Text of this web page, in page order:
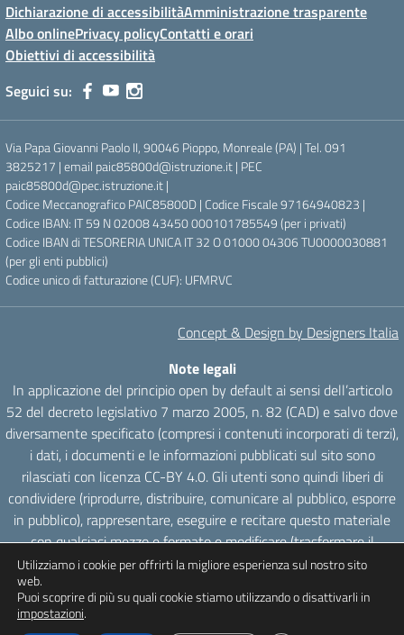
Dichiarazione di accessibilitàAmministrazione trasparente
Albo onlinePrivacy policyContatti e orari
Obiettivi di accessibilità
Seguici su:
Via Papa Giovanni Paolo II, 90046 Pioppo, Monreale (PA) | Tel. 091
3825217 | email paic85800d@istruzione.it | PEC
paic85800d@pec.istruzione.it |
Codice Meccanografico PAIC85800D | Codice Fiscale 97164940823 |
Codice IBAN: IT 59 N 02008 43450 000101785549 (per i privati)
Codice IBAN di TESORERIA UNICA IT 32 O 01000 04306 TU0000030881
(per gli enti pubblici)
Codice unico di fatturazione (CUF): UFMRVC
Concept & Design by Designers Italia
Note legali
In applicazione del principio open by default ai sensi dell’articolo
52 del decreto legislativo 7 marzo 2005, n. 82 (CAD) e salvo dove
diversamente specificato (compresi i contenuti incorporati di terzi),
i dati, i documenti e le informazioni pubblicati sul sito sono
rilasciati con licenza CC-BY 4.0. Gli utenti sono quindi liberi di
condividere (riprodurre, distribuire, comunicare al pubblico, esporre
in pubblico), rappresentare, eseguire e recitare questo materiale
con qualsiasi mezzo e formato e modificare (trasformare il
materiale e utilizzarlo per opere derivate) per qualsiasi fine, anche
commerciale con il solo onere di attribuzione, senza apporre
restrizioni aggiuntive.
Utilizziamo i cookie per offrirti la migliore esperienza sul nostro sito
web.
Puoi scoprire di più su quali cookie stiamo utilizzando o disattivarli in
impostazioni.